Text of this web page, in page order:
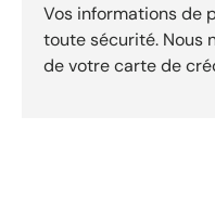
Vos informations de
toute sécurité. Nous
de votre carte de